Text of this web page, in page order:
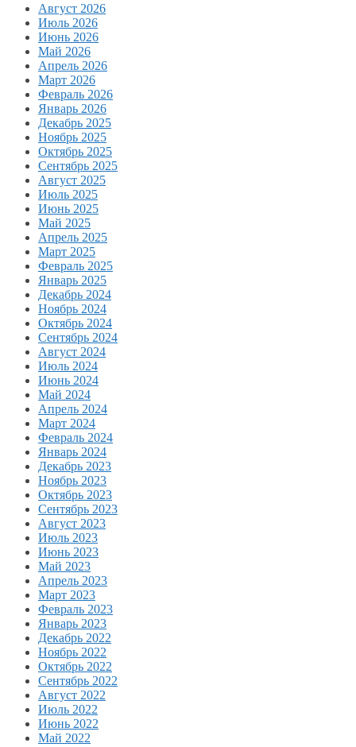
Август 2026
Июль 2026
Июнь 2026
Май 2026
Апрель 2026
Март 2026
Февраль 2026
Январь 2026
Декабрь 2025
Ноябрь 2025
Октябрь 2025
Сентябрь 2025
Август 2025
Июль 2025
Июнь 2025
Май 2025
Апрель 2025
Март 2025
Февраль 2025
Январь 2025
Декабрь 2024
Ноябрь 2024
Октябрь 2024
Сентябрь 2024
Август 2024
Июль 2024
Июнь 2024
Май 2024
Апрель 2024
Март 2024
Февраль 2024
Январь 2024
Декабрь 2023
Ноябрь 2023
Октябрь 2023
Сентябрь 2023
Август 2023
Июль 2023
Июнь 2023
Май 2023
Апрель 2023
Март 2023
Февраль 2023
Январь 2023
Декабрь 2022
Ноябрь 2022
Октябрь 2022
Сентябрь 2022
Август 2022
Июль 2022
Июнь 2022
Май 2022